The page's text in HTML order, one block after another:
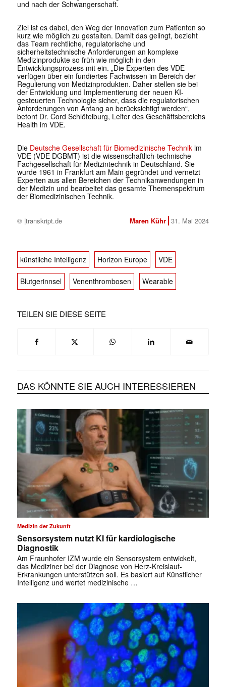
und nach der Schwangerschaft.
Ziel ist es dabei, den Weg der Innovation zum Patienten so
kurz wie möglich zu gestalten. Damit das gelingt, bezieht
das Team rechtliche, regulatorische und
sicherheitstechnische Anforderungen an komplexe
Medizinprodukte so früh wie möglich in den
Entwicklungsprozess mit ein. „Die Experten des VDE
verfügen über ein fundiertes Fachwissen im Bereich der
Regulierung von Medizinprodukten. Daher stellen sie bei
der Entwicklung und Implementierung der neuen KI-
gesteuerten Technologie sicher, dass die regulatorischen
Anforderungen von Anfang an berücksichtigt werden“,
betont Dr. Cord Schlötelburg, Leiter des Geschäftsbereichs
Health im VDE.
Die Deutsche Gesellschaft für Biomedizinische Technikim
VDE (VDE DGBMT) ist die wissenschaftlich-technische
Fachgesellschaft für Medizintechnik in Deutschland. Sie
wurde 1961 in Frankfurt am Main gegründet und vernetzt
Experten aus allen Bereichen der Technikanwendungen in
der Medizin und bearbeitet das gesamte Themenspektrum
der Biomedizinischen Technik.
© |transkript.de Maren Kühr 31. Mai 2024
künstliche Intelligenz Horizon Europe VDE
Blutgerinnsel Venenthrombosen Wearable
TEILEN SIE DIESE SEITE
DAS KÖNNTE SIE AUCH INTERESSIEREN
Medizin der Zukunft
Sensorsystem nutzt KI für kardiologische
Diagnostik
Am Fraunhofer IZM wurde ein Sensorsystem entwickelt,
das Mediziner bei der Diagnose von Herz-Kreislauf-
Erkrankungen unterstützen soll. Es basiert auf Künstlicher
Intelligenz und wertet medizinische …